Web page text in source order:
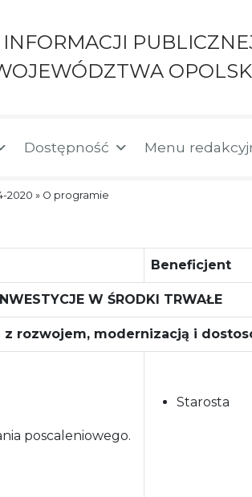
Dostępność Menu
2020 » O programie
Beneficjent
W ŚRODKI TRWAŁE
z rozwojem, modernizacją i
poscaleniowego.
Starosta